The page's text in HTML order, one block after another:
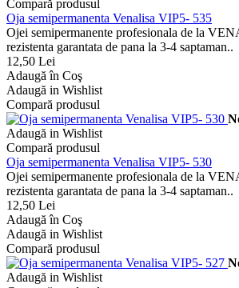
Compară produsul
Oja semipermanenta Venalisa VIP5- 535
Ojei semipermanente profesionala de la
rezistenta garantata de pana la 3-4 saptaman..
12,50 Lei
Adaugă în Coş
Adaugă in Wishlist
Compară produsul
Adaugă in Wishlist
Compară produsul
Oja semipermanenta Venalisa VIP5- 530
Ojei semipermanente profesionala de la
rezistenta garantata de pana la 3-4 saptaman..
12,50 Lei
Adaugă în Coş
Adaugă in Wishlist
Compară produsul
Adaugă in Wishlist